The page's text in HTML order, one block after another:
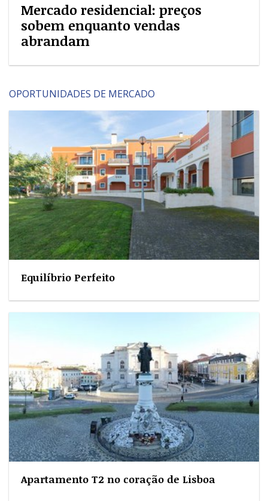
Mercado residencial: preços
sobem enquanto vendas
abrandam
OPORTUNIDADES DE MERCADO
Equilíbrio Perfeito
Apartamento T2 no coração de Lisboa